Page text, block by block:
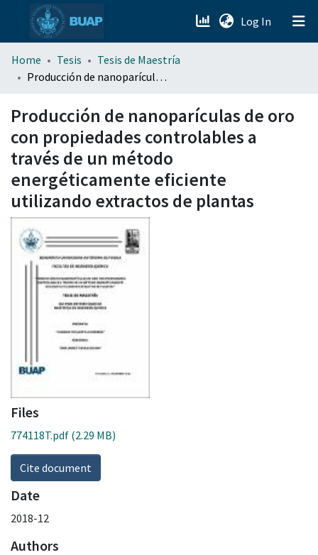
Log In (current)
menu.section.about_menu
Home Tesis
Tesis de Maestría
Producción de nanoparículas de oro con propiedades controlables a través de un método energéticamente eficiente utilizando extractos de plantas
Producción de nanoparículas de oro
con propiedades controlables a
través de un método
energéticamente eficiente
utilizando extractos de plantas
Files
774118T.pdf (2.29 MB)
Cite document
Date
2018-12
Authors